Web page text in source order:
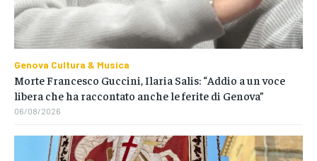
Genova Cultura & Musica
Morte Francesco Guccini, Ilaria Salis: “Addio a un voce
libera che ha raccontato anche le ferite di Genova”
06/08/2026